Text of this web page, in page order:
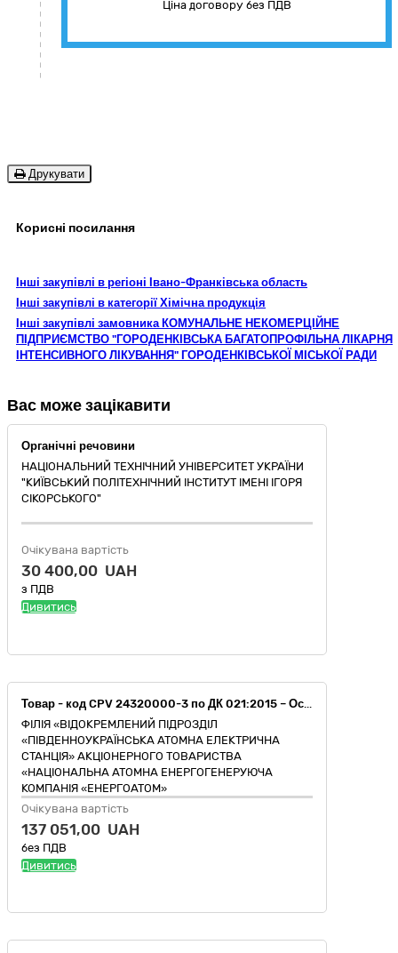
Ціна договору без ПДВ
Друкувати
Корисні посилання
Інші закупівлі в регіоні Івано-Франківська область
Інші закупівлі в категорії Хімічна продукція
Інші закупівлі замовника КОМУНАЛЬНЕ НЕКОМЕРЦІЙНЕ
ПІДПРИЄМСТВО "ГОРОДЕНКІВСЬКА БАГАТОПРОФІЛЬНА ЛІКАРНЯ
ІНТЕНСИВНОГО ЛІКУВАННЯ" ГОРОДЕНКІВСЬКОЇ МІСЬКОЇ РАДИ
Вас може зацікавити
Органічні речовини
НАЦІОНАЛЬНИЙ ТЕХНІЧНИЙ УНІВЕРСИТЕТ УКРАЇНИ
"КИЇВСЬКИЙ ПОЛІТЕХНІЧНИЙ ІНСТИТУТ ІМЕНІ ІГОРЯ
СІКОРСЬКОГО"
Очікувана вартість
30 400,00 UAH
з ПДВ
Дивитись
Товар - код CPV 24320000-3 по ДК 021:2015 – Основні органічні хімічні речовини (Гексан, гептан нормальний еталонний, ізооктан еталонний, ефір петролейний, агідол-1). РПЗ-9.253.
ФІЛІЯ «ВІДОКРЕМЛЕНИЙ ПІДРОЗДІЛ
«ПІВДЕННОУКРАЇНСЬКА АТОМНА ЕЛЕКТРИЧНА
СТАНЦІЯ» АКЦІОНЕРНОГО ТОВАРИСТВА
«НАЦІОНАЛЬНА АТОМНА ЕНЕРГОГЕНЕРУЮЧА
КОМПАНІЯ «ЕНЕРГОАТОМ»
Очікувана вартість
137 051,00 UAH
без ПДВ
Дивитись